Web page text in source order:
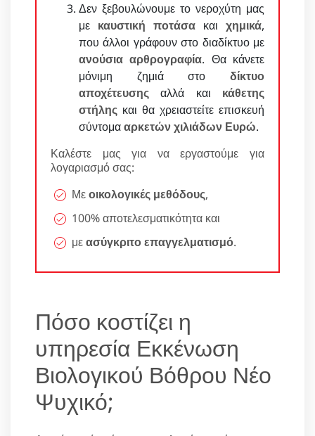
Δεν ξεβουλώνουμε το νεροχύτη μας
με καυστική ποτάσα και χημικά,
που άλλοι γράφουν στο διαδίκτυο με
ανούσια αρθρογραφία. Θα κάνετε
μόνιμη ζημιά στο δίκτυο
αποχέτευσης αλλά και κάθετης
στήλης και θα χρειαστείτε επισκευή
σύντομααρκετών χιλιάδων Ευρώ.
Καλέστε μας για να εργαστούμε για
λογαριασμό σας:
Μεοικολογικές μεθόδους,
100% αποτελεσματικότητα και
μεασύγκριτο επαγγελματισμό.
Πόσο κοστίζει η
υπηρεσία Εκκένωση
Βιολογικού Βόθρου Νέο
Ψυχικό;